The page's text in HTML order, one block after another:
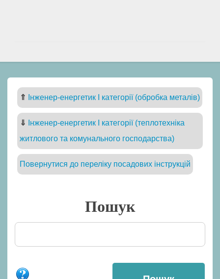
⇑ Інженер-енергетик I категорії (обробка металів)
⇓
Інженер-енергетик I категорії (теплотехніка
житлового та комунального господарства)
Повернутися до переліку посадових інструкцій
Пошук